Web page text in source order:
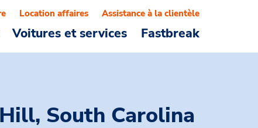
Voitures et services Fastbreak
Location affaires Assistance à la clientèle
South Carolina